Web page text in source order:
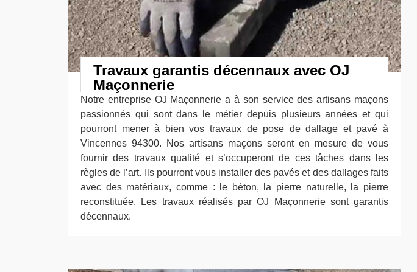
Travaux garantis décennaux avec OJ
Maçonnerie
Notre entreprise OJ Maçonnerie a à son service des artisans maçons
passionnés qui sont dans le métier depuis plusieurs années et qui
pourront mener à bien vos travaux de pose de dallage et pavé à
Vincennes 94300. Nos artisans maçons seront en mesure de vous
fournir des travaux qualité et s’occuperont de ces tâches dans les
règles de l’art. Ils pourront vous installer des pavés et des dallages faits
avec des matériaux, comme : le béton, la pierre naturelle, la pierre
reconstituée. Les travaux réalisés par OJ Maçonnerie sont garantis
décennaux.